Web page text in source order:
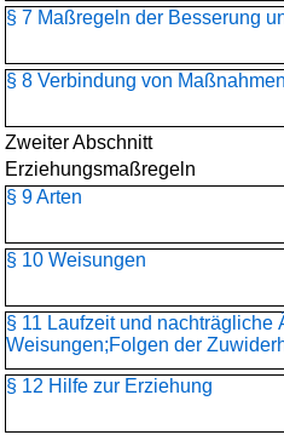
§ 7 Maßregeln der Besserung
§ 8 Verbindung von
Zweiter Abschnitt
Erziehungsmaßregeln
§ 9 Arten
§ 10 Weisungen
§ 11 Laufzeit und nachträgliche
Weisungen;Folgen der
§ 12 Hilfe zur Erziehung